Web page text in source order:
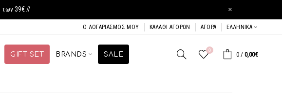
των 39€ // ×
Ο ΛΟΓΑΡΙΑΣΜΌΣ ΜΟΥ ΚΑΛΆΘΙ ΑΓΟΡΏΝ ΑΓΟΡΆ ΕΛΛΗΝΙΚΆ
GIFT SET BRANDS SALE
0
0 / 0,00€